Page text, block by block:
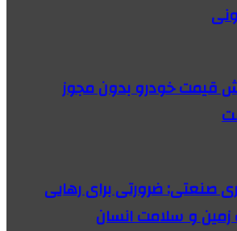
قیمت خودرو بدون مجوز
صنعتی: ضرورتی برای رهایی
زمین و سلامت انسان